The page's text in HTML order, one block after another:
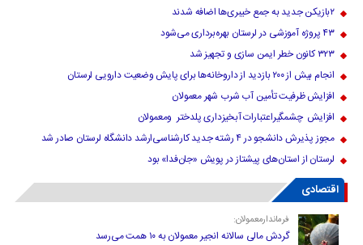
۲بازیکن جدید به جمع خیبری‌ها اضافه شدند
۴۳ پروژه آموزشی در لرستان بهره‌برداری می‌شود
۳۲۳ کانون خطر ایمن سازی و تجهیز شد
انجام بیش از ۲۰۰ بازدید از داروخانه‌ها برای پایش وضعیت دارویی لرستان
افزایش ظرفیت تأمین آب شرب شهر معمولان
افزایش چشمگیراعتبارات آبخیزداری پلدختر ومعمولان
مجوز پذیرش دانشجو در ۴ رشته جدید کارشناسی‌ارشد دانشگاه لرستان صادر شد
لرستان از استان‌های پیشتاز در پویش «جان‌فدا» بود
اقتصادی
فرماندارمعمولان:
گردش مالی سالانه انجیر معمولان به ۱۰ همت می‌رسد